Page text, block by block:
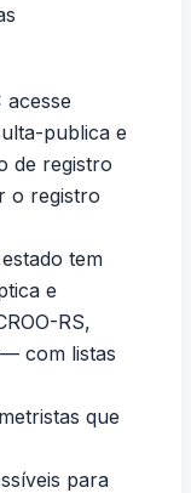
acesse
publica e
de registro
o registro
tem
e
RS,
com listas
que
para